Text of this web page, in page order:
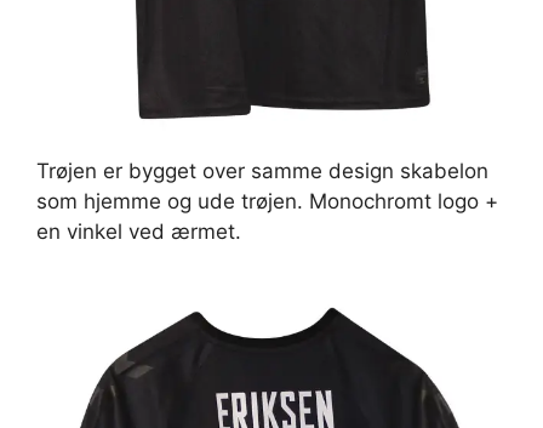
Trøjen er bygget over samme design skabelon
som hjemme og ude trøjen. Monochromt logo +
en vinkel ved ærmet.